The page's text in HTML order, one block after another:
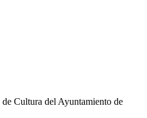
Cultura del Ayuntamiento de